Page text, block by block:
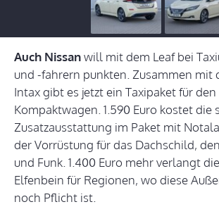
Auch Nissanwill mit dem Leaf bei
und -fahrern punkten. Zusammen mit
Intax gibt es jetzt ein Taxipaket für
Kompaktwagen. 1.590 Euro kostet die
Zusatzausstattung im Paket mit
der Vorrüstung für das Dachschild,
und Funk. 1.400 Euro mehr verlangt
Elfenbein für Regionen, wo diese
noch Pflicht ist.